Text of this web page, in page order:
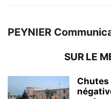
PEYNIER
SUR LE
Chutes